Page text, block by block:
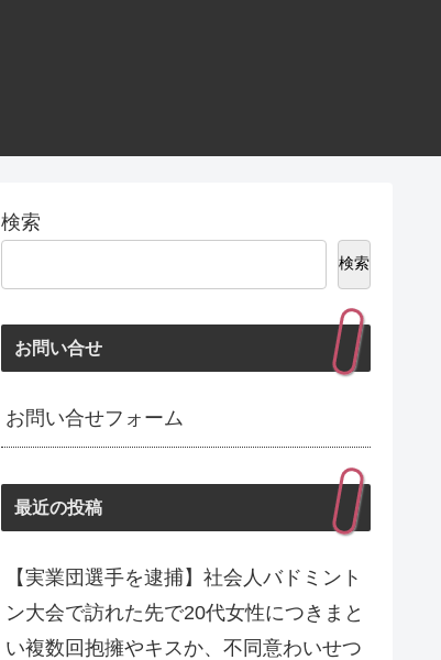
検索
検索
お問い合せ
お問い合せフォーム
最近の投稿
【実業団選手を逮捕】社会人バドミント
ン大会で訪れた先で20代女性につきまと
い複数回抱擁やキスか、不同意わいせつ